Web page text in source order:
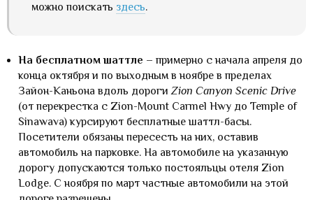
можно поискать здесь.
На бесплатном шаттле – примерно с начала апреля до
конца октября и по выходным в ноябре в пределах
Зайон-Каньона вдоль дорогиZion Canyon Scenic Drive
(от перекрестка с Zion-Mount Carmel Hwy до Temple of
Sinawava) курсируют бесплатные шаттл-басы.
Посетители обязаны пересесть на них, оставив
автомобиль на парковке. На автомобиле на указанную
дорогу допускаются только постояльцы отеля Zion
Lodge. С ноября по март частные автомобили на этой